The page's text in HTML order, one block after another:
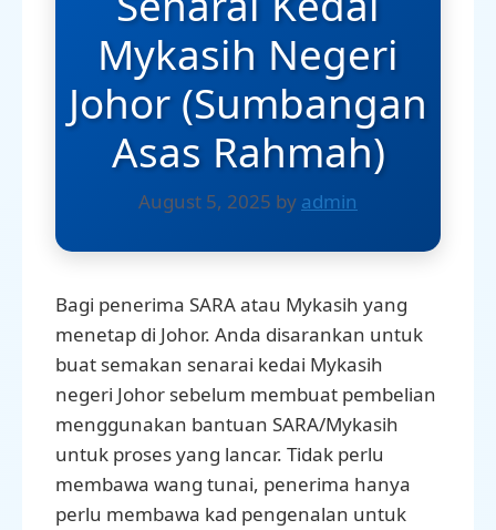
Mykasih Negeri
Johor (Sumbangan
Asas Rahmah)
August 5, 2025 by admin
Bagi penerima SARA atau Mykasih yang
menetap di Johor. Anda disarankan untuk
buat semakan senarai kedai Mykasih
negeri Johor sebelum membuat pembelian
menggunakan bantuan SARA/Mykasih
untuk proses yang lancar. Tidak perlu
membawa wang tunai, penerima hanya
perlu membawa kad pengenalan untuk